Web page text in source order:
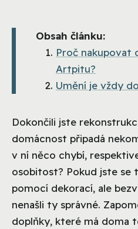
Obsah článku:
Proč nakupovat
Artpitu?
Umění je vždy
Dokončili jste
domácnost připadá
v ní něco chybí,
osobitost? Pokud jste se
pomocí dekorací, ale
nenašli ty správné.
doplňky, které má doma